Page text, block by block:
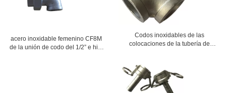
acero inoxidable femenino CF8M
de la unión de codo del 1/2” e hilo
Codos inoxidables de las
colocaciones de la tubería de